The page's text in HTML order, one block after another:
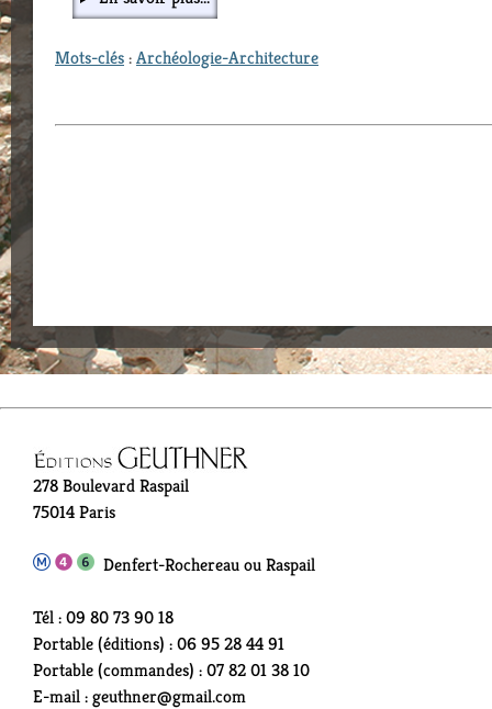
Mots-clés:Archéologie-Architecture
278 Boulevard Raspail
75014 Paris
Denfert-Rochereau ou Raspail
Tél : 09 80 73 90 18
Portable (éditions) : 06 95 28 44 91
Portable (commandes) : 07 82 01 38 10
E-mail : geuthner@gmail.com